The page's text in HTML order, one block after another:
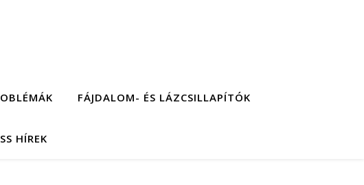
FÁJDALOM- ÉS LÁZCSILLAPÍTÓK
HÍREK